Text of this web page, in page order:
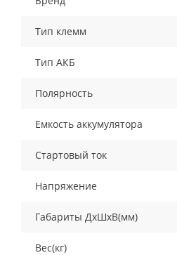
Тип клемм
Тип АКБ
Полярность
Емкость аккумулятора
Стартовый ток
Напряжение
Габариты ДхШхВ(мм)
Вес(кг)